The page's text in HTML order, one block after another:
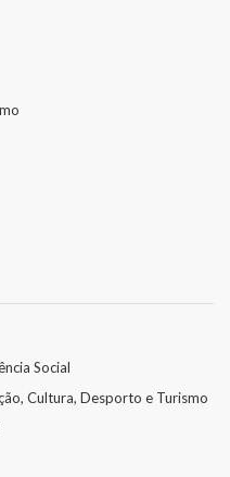
Social
Cultura, Desporto e Turismo